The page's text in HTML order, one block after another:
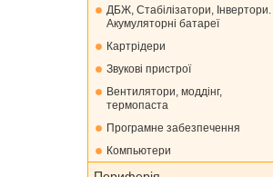
ДБЖ, Стабілізатори, Інвертори.
Акумуляторні батареї
Картрідери
Звукові пристрої
Вентилятори, моддінг,
термопаста
Програмне забезпечення
Компьютери